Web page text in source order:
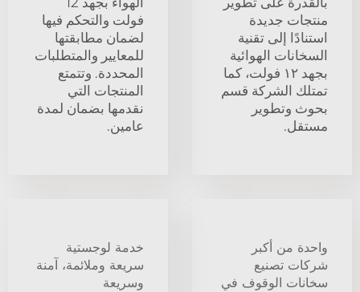
منتجات جديدة
استنادًا إلى تقنية
السخانات الهوائية
بجهد ١٢ فولت، كما
تمتلك الشركة قسم
بحوث وتطوير
مستقل.
فولت والتحكم فيها
لضمان مطابقتها
للمعايير والمتطلبات
المحددة. وتتمتع
المنتجات التي
نقدمها بضمان لمدة
عامين.
واحدة من أكبر
شركات تصنيع
سخانات الوقوف في
خدمة لوجستية
سريعة وملائمة، آمنة
وسريعة